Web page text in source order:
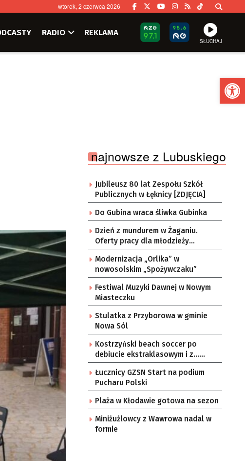
wtorek, 2 czerwca 2026
RADIO REKLAMA
SŁUCHAJ
najnowsze z Lubuskiego
Jubileusz 80 lat Zespołu Szkół
Publicznych w Łęknicy [ZDJĘCIA]
Do Gubina wraca śliwka Gubinka
Dzień z mundurem w Żaganiu.
Oferty pracy dla młodzieży
[ZDJĘCIA]
Modernizacja „Orlika” w
nowosolskim „Spożywczaku”
Festiwal Muzyki Dawnej w Nowym
Miasteczku
Stulatka z Przyborowa w gminie
Nowa Sól
Kostrzyński beach soccer po
debiucie ekstraklasowym i z…
piosenką
Łucznicy GZSN Start na podium
Pucharu Polski
Plaża w Kłodawie gotowa na sezon
Miniżużlowcy z Wawrowa nadal w
formie